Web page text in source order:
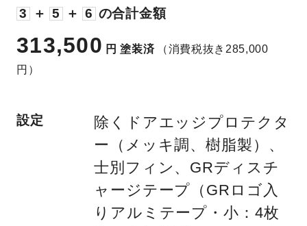
3 ＋ 5 ＋ 6 の合計金額
313,500 円 塗装済
（消費税抜き285,000
円）
設定
除くドアエッジプロテクタ
ー（メッキ調、樹脂製）、
士別フィン、GRディスチ
ャージテープ（GRロゴ入
りアルミテープ・小：4枚